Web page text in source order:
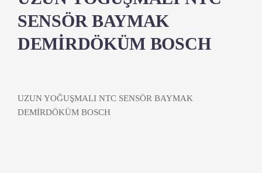
SENSÖR BAYMAK
DEMİRDÖKÜM BOSCH
UZUN YOĞUŞMALI NTC SENSÖR BAYMAK
DEMİRDÖKÜM BOSCH